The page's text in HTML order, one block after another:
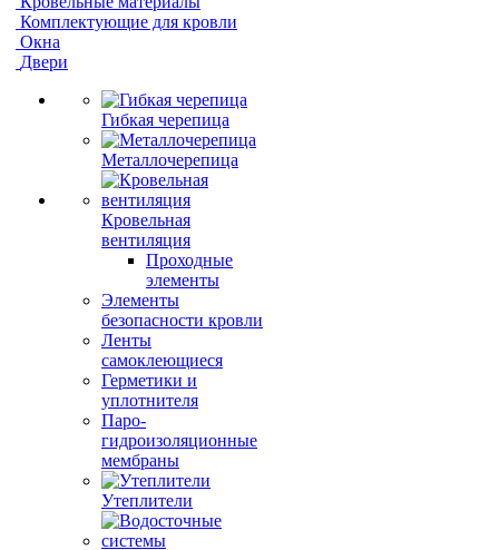
Комплектующие для кровли
Окна
Двери
Гибкая черепица
Металлочерепица
Кровельная
вентиляция
Проходные
элементы
Элементы
безопасности кровли
Ленты
самоклеющиеся
Герметики и
уплотнителя
Паро-
гидроизоляционные
мембраны
Утеплители